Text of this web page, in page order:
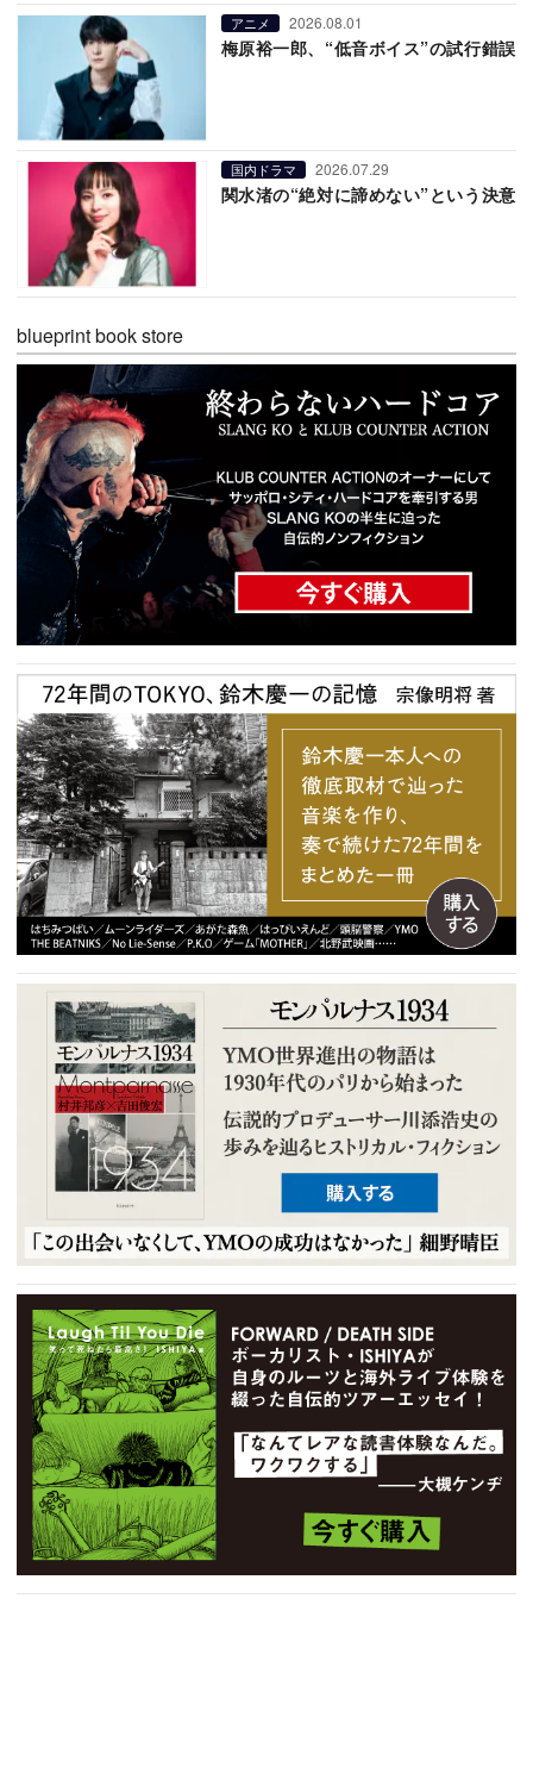
アニメ 2026.08.01
梅原裕一郎、“低音ボイス”の試行錯誤
国内ドラマ 2026.07.29
関水渚の“絶対に諦めない”という決意
blueprint book store